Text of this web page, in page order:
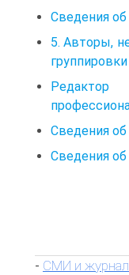
Сведения об
5. Авторы,
группировки
Сведения об
Сведения об
- СМИ и